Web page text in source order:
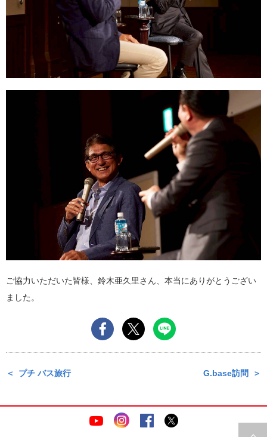
ご協力いただいた皆様、鈴木亜久里さん、本当にありがとうござい
ました。
プチ バス旅行 G.base訪問